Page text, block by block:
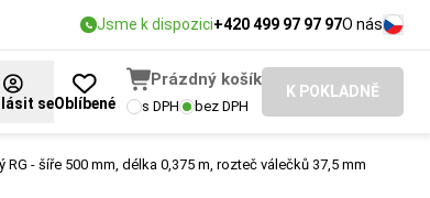
Jsme k dispozici+420 499 97 97 97O nás
seOblíbené
Prázdný košík
s DPH bez DPH
K POKLADNĚ
RG - šíře 500 mm, délka 0,375 m, rozteč válečků 37,5 mm